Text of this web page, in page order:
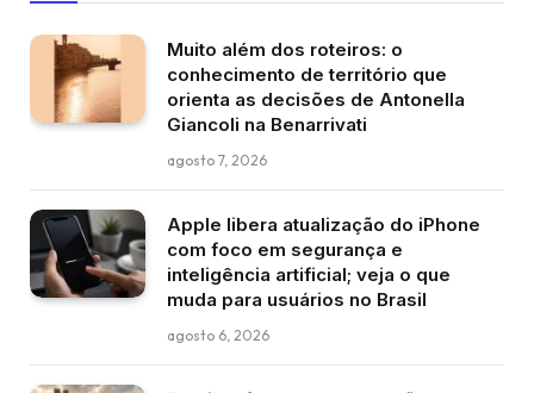
Muito além dos roteiros: o
conhecimento de território que
orienta as decisões de Antonella
Giancoli na Benarrivati
agosto 7, 2026
Apple libera atualização do iPhone
com foco em segurança e
inteligência artificial; veja o que
muda para usuários no Brasil
agosto 6, 2026